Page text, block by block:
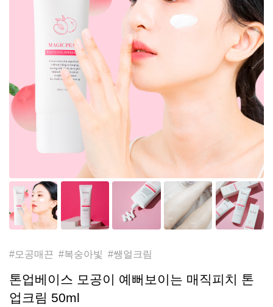
#모공매끈 #복숭아빛 #쌩얼크림
톤업베이스 모공이 예뻐보이는 매직피치 톤
업크림 50ml